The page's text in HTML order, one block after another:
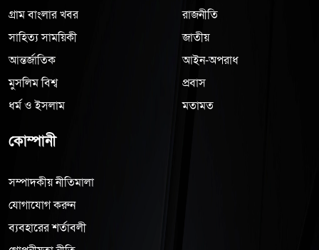
গ্রাম বাংলার খবর
সাহিত্য সাময়িকী
আন্তর্জাতিক
মুসলিম বিশ্ব
ধর্ম ও ইসলাম
রাজনীতি
জাতীয়
আইন-অপরাধ
প্রবাস
মতামত
কোম্পানী
সম্পাদকীয় নীতিমালা
যোগাযোগ করুন
ব্যবহারের শর্তাবলী